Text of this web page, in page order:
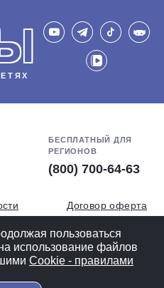
БЕСПЛАТНЫЙ ДЛЯ
РЕГИОНОВ
(800) 700-64-63
Договор оферта
СОУТ
версия
пользоваться
использование файлов
Cookiе - правилами